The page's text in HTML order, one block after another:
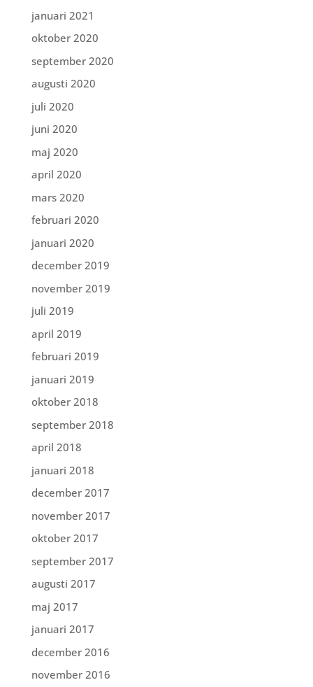
januari 2021
oktober 2020
september 2020
augusti 2020
juli 2020
juni 2020
maj 2020
april 2020
mars 2020
februari 2020
januari 2020
december 2019
november 2019
juli 2019
april 2019
februari 2019
januari 2019
oktober 2018
september 2018
april 2018
januari 2018
december 2017
november 2017
oktober 2017
september 2017
augusti 2017
maj 2017
januari 2017
december 2016
november 2016